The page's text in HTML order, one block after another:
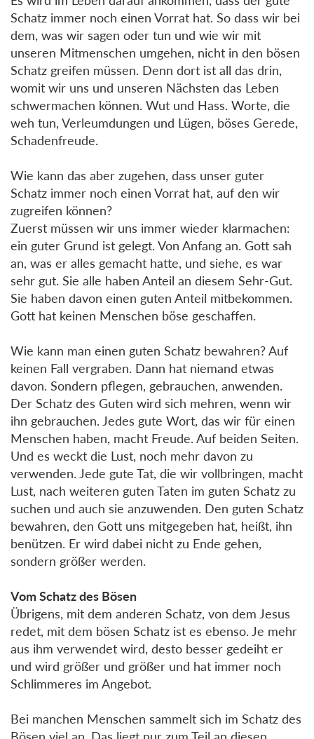
Schatz immer noch einen Vorrat hat. So dass wir bei
dem, was wir sagen oder tun und wie wir mit
unseren Mitmenschen umgehen, nicht in den bösen
Schatz greifen müssen. Denn dort ist all das drin,
womit wir uns und unseren Nächsten das Leben
schwermachen können. Wut und Hass. Worte, die
weh tun, Verleumdungen und Lügen, böses Gerede,
Schadenfreude.
Wie kann das aber zugehen, dass unser guter
Schatz immer noch einen Vorrat hat, auf den wir
zugreifen können?
Zuerst müssen wir uns immer wieder klarmachen:
ein guter Grund ist gelegt. Von Anfang an. Gott sah
an, was er alles gemacht hatte, und siehe, es war
sehr gut. Sie alle haben Anteil an diesem Sehr-Gut.
Sie haben davon einen guten Anteil mitbekommen.
Gott hat keinen Menschen böse geschaffen.
Wie kann man einen guten Schatz bewahren? Auf
keinen Fall vergraben. Dann hat niemand etwas
davon. Sondern pflegen, gebrauchen, anwenden.
Der Schatz des Guten wird sich mehren, wenn wir
ihn gebrauchen. Jedes gute Wort, das wir für einen
Menschen haben, macht Freude. Auf beiden Seiten.
Und es weckt die Lust, noch mehr davon zu
verwenden. Jede gute Tat, die wir vollbringen, macht
Lust, nach weiteren guten Taten im guten Schatz zu
suchen und auch sie anzuwenden. Den guten Schatz
bewahren, den Gott uns mitgegeben hat, heißt, ihn
benützen. Er wird dabei nicht zu Ende gehen,
sondern größer werden.
Vom Schatz des Bösen
Übrigens, mit dem anderen Schatz, von dem Jesus
redet, mit dem bösen Schatz ist es ebenso. Je mehr
aus ihm verwendet wird, desto besser gedeiht er
und wird größer und größer und hat immer noch
Schlimmeres im Angebot.
Bei manchen Menschen sammelt sich im Schatz des